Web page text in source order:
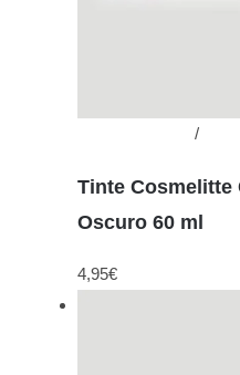
/
Tinte Cosmelitte
Oscuro 60 ml
4,95€